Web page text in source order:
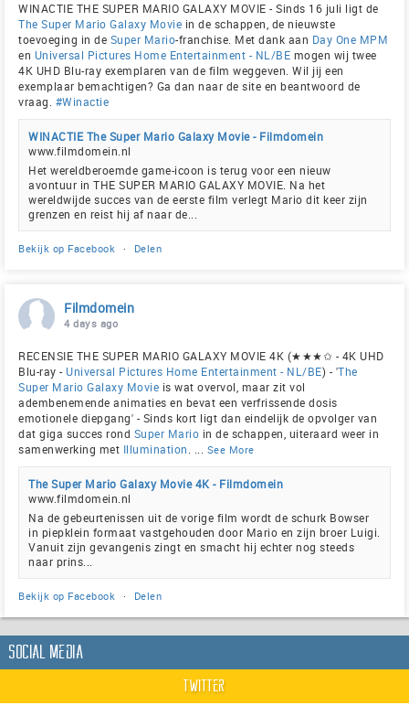
WINACTIE THE SUPER MARIO GALAXY MOVIE - Sinds 16 juli ligt de
The Super Mario Galaxy Movie in de schappen, de nieuwste
toevoeging in de Super Mario-franchise. Met dank aan Day One MPM
en Universal Pictures Home Entertainment - NL/BE mogen wij twee
4K UHD Blu-ray exemplaren van de film weggeven. Wil jij een
exemplaar bemachtigen? Ga dan naar de site en beantwoord de
vraag. #Winactie
WINACTIE The Super Mario Galaxy Movie - Filmdomein
www.filmdomein.nl
Het wereldberoemde game-icoon is terug voor een nieuw
avontuur in THE SUPER MARIO GALAXY MOVIE. Na het
wereldwijde succes van de eerste film verlegt Mario dit keer zijn
grenzen en reist hij af naar de...
Bekijk op Facebook · Delen
Filmdomein
4 days ago
RECENSIE THE SUPER MARIO GALAXY MOVIE 4K (★★★✩ - 4K UHD
Blu-ray - Universal Pictures Home Entertainment - NL/BE) - 'The
Super Mario Galaxy Movie is wat overvol, maar zit vol
adembenemende animaties en bevat een verfrissende dosis
emotionele diepgang' - Sinds kort ligt dan eindelijk de opvolger van
dat giga succes rond Super Mario in de schappen, uiteraard weer in
samenwerking met Illumination See More
The Super Mario Galaxy Movie 4K - Filmdomein
www.filmdomein.nl
Na de gebeurtenissen uit de vorige film wordt de schurk Bowser
in piepklein formaat vastgehouden door Mario en zijn broer Luigi.
Vanuit zijn gevangenis zingt en smacht hij echter nog steeds
naar prins...
Bekijk op Facebook · Delen
Social Media
Twitter